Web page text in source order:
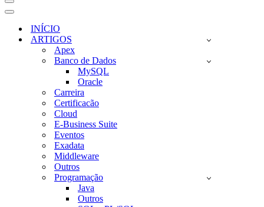
Menu
de
navegação
Menu
navegaçãoINÍCIO
ARTIGOS
Apex
Banco de Dados
MySQL
Oracle
Carreira
Certificacão
Cloud
E-Business Suite
Eventos
Exadata
Middleware
Outros
Programação
Java
Outros